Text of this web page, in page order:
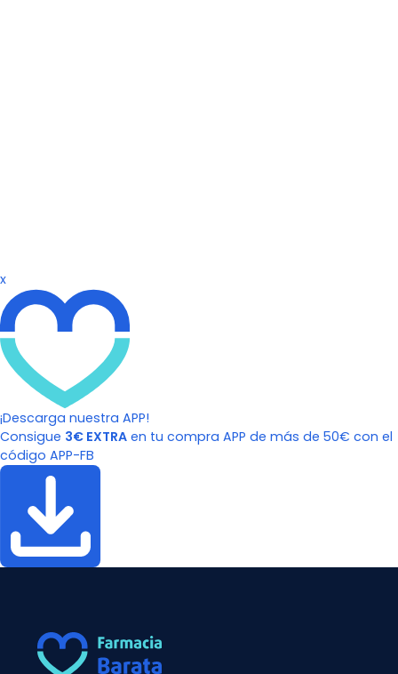
x
¡Descarga nuestra APP!
Consigue 3€ EXTRA en tu compra APP de más de 50€ con el
código APP-FB